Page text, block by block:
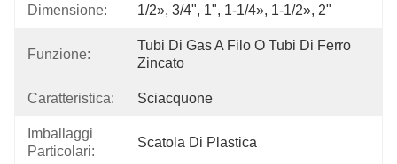
Dimensione: 1/2», 3/4", 1", 1-1/4», 1-1/2», 2"
Funzione:
Tubi Di Gas A Filo O Tubi Di Ferro
Zincato
Caratteristica: Sciacquone
Imballaggi
Particolari:
Scatola Di Plastica